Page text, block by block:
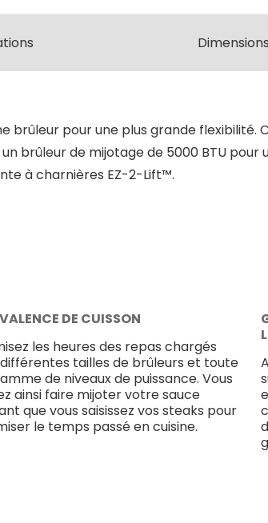
Dimensions
brûleur pour une plus grande
brûleur de mijotage de 5000 BTU pour
à charnières EZ-2-Lift™.
DE CUISSON
les heures des repas chargés
tailles de brûleurs et toute
de niveaux de puissance. Vous
ainsi faire mijoter votre sauce
que vous saisissez vos steaks pour
le temps passé en cuisine.